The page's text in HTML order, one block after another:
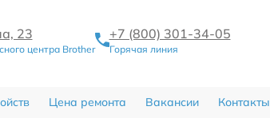
23
центра Brother
+7 (800) 301-34-05
Горячая линия
Цена ремонта Вакансии Контакты